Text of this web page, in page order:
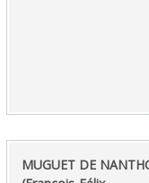
‎MUGUET DE